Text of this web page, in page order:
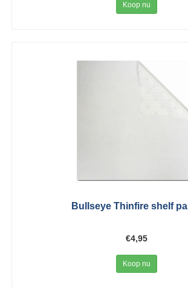
Koop nu
Bullseye Thinfire shelf
€4,95
Koop nu